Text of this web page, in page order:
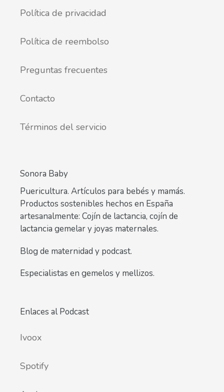
Política de privacidad
Política de reembolso
Preguntas frecuentes
Contacto
Términos del servicio
Sonora Baby
Puericultura. Artículos para bebés y mamás.
Productos sostenibles hechos en España
artesanalmente: Cojín de lactancia, cojín de
lactancia gemelar y joyas maternales.
Blog de maternidad y podcast.
Especialistas en gemelos y mellizos.
Enlaces al Podcast
Ivoox
Spotify